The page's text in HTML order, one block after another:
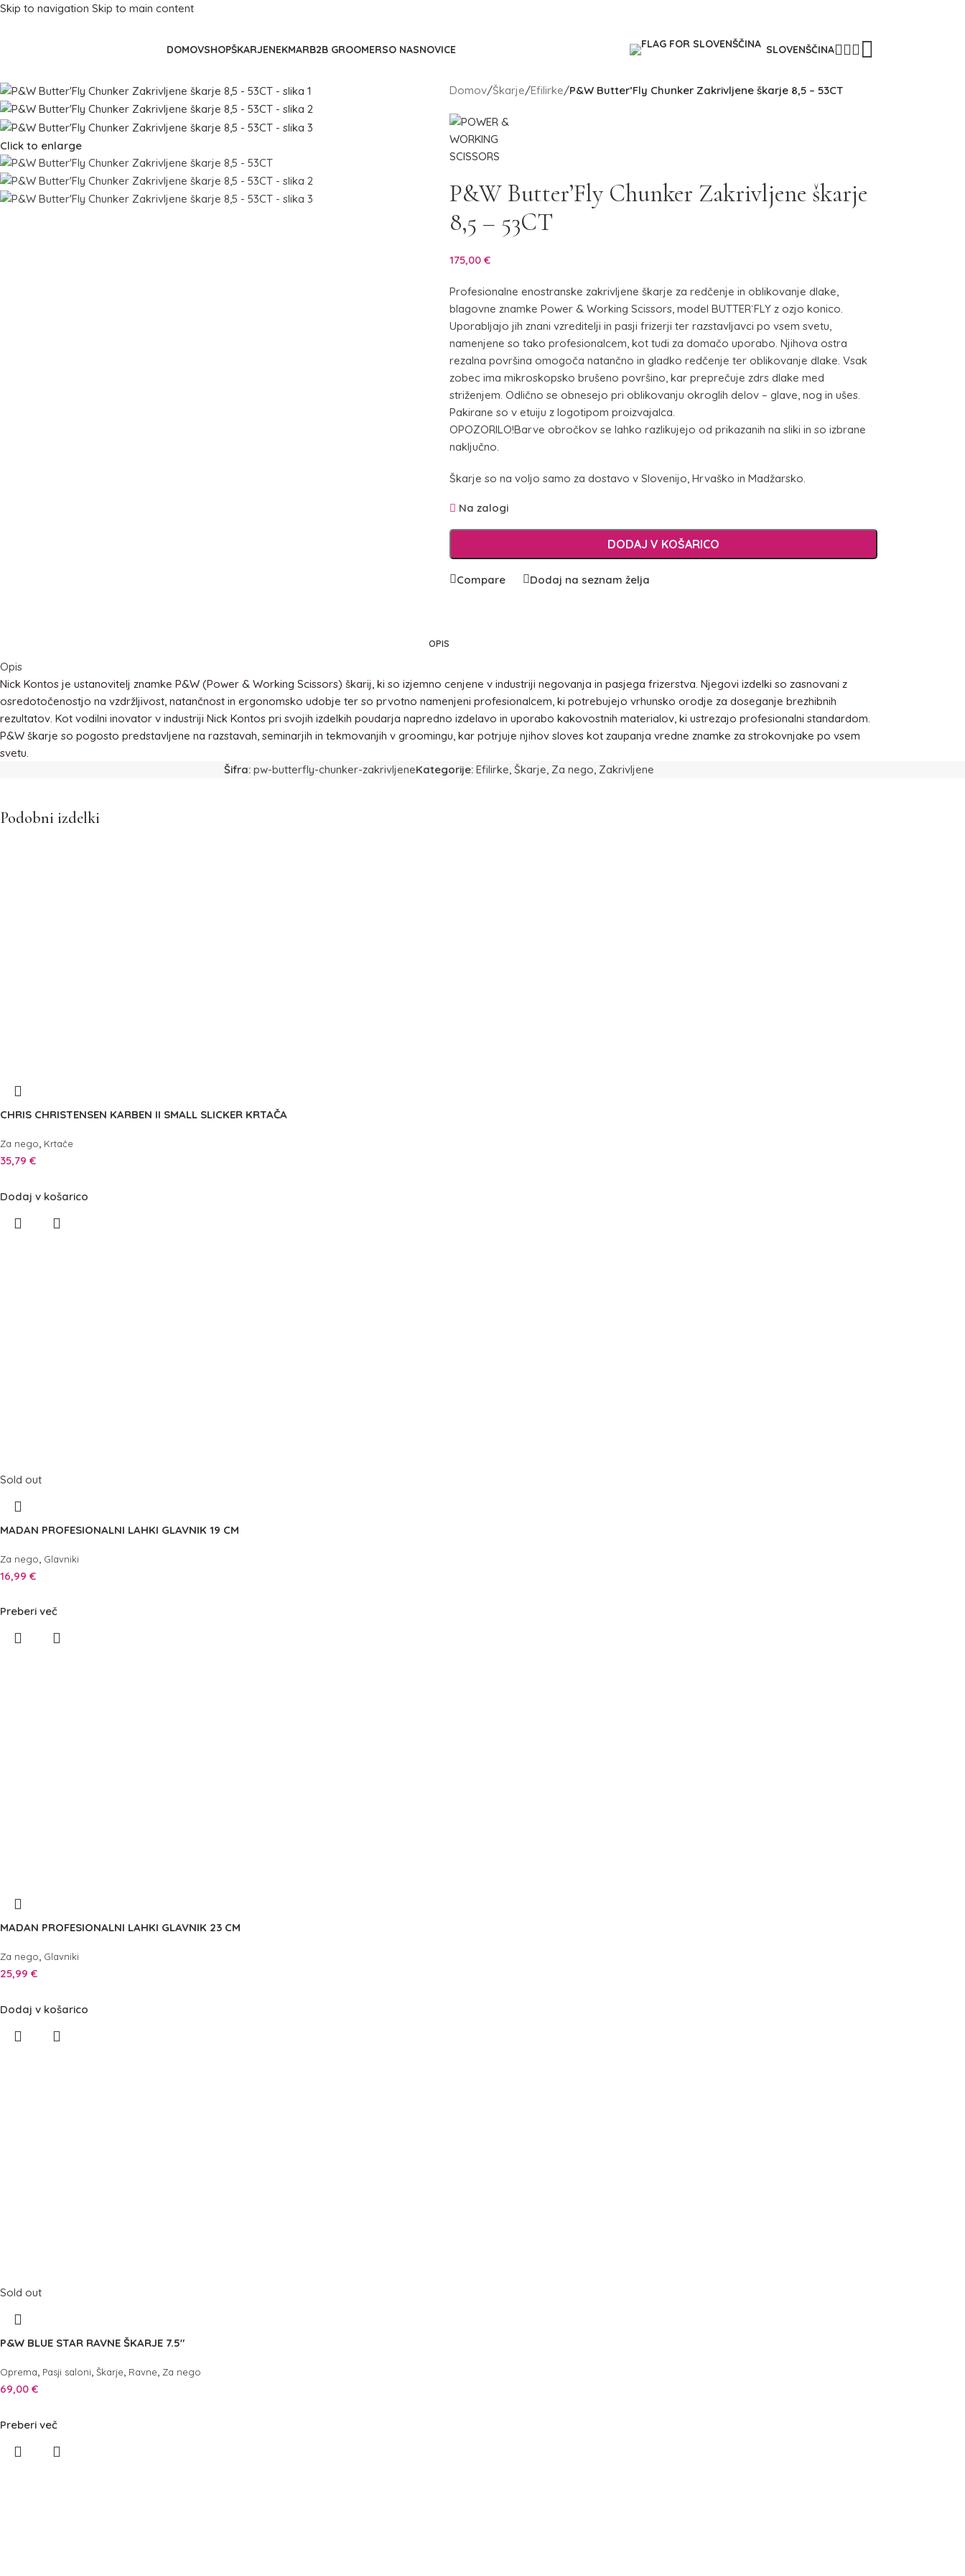
Skip to navigation Skip to main content
DOMOVSHOPŠKARJENEKMARB2B GROOMERSO NASNOVICE SLOVENŠČINA
Click to enlarge
Domov/Škarje/Efilirke/P&W Butter’Fly Chunker Zakrivljene škarje 8,5 – 53CT
P&W Butter’Fly Chunker Zakrivljene škarje
8,5 – 53CT
175,00 €
Profesionalne enostranske zakrivljene škarje za redčenje in oblikovanje dlake,
blagovne znamke Power & Working Scissors, model BUTTER`FLY z ozjo konico.
Uporabljajo jih znani vzreditelji in pasji frizerji ter razstavljavci po vsem svetu,
namenjene so tako profesionalcem, kot tudi za domačo uporabo. Njihova ostra
rezalna površina omogoča natančno in gladko redčenje ter oblikovanje dlake. Vsak
zobec ima mikroskopsko brušeno površino, kar preprečuje zdrs dlake med
striženjem. Odlično se obnesejo pri oblikovanju okroglih delov – glave, nog in ušes.
Pakirane so v etuiju z logotipom proizvajalca.
OPOZORILO!Barve obročkov se lahko razlikujejo od prikazanih na sliki in so izbrane
naključno.
Škarje so na voljo samo za dostavo v Slovenijo, Hrvaško in Madžarsko.
Na zalogi
DODAJ V KOŠARICO
Compare Dodaj na seznam želja
OPIS
Opis
Nick Kontos je ustanovitelj znamke P&W (Power & Working Scissors) škarij, ki so izjemno cenjene v industriji negovanja in pasjega frizerstva. Njegovi izdelki so zasnovani z
osredotočenostjo na vzdržljivost, natančnost in ergonomsko udobje ter so prvotno namenjeni profesionalcem, ki potrebujejo vrhunsko orodje za doseganje brezhibnih
rezultatov. Kot vodilni inovator v industriji Nick Kontos pri svojih izdelkih poudarja napredno izdelavo in uporabo kakovostnih materialov, ki ustrezajo profesionalni standardom.
P&W škarje so pogosto predstavljene na razstavah, seminarjih in tekmovanjih v groomingu, kar potrjuje njihov sloves kot zaupanja vredne znamke za strokovnjake po vsem
svetu.
Šifra: pw-butterfly-chunker-zakrivljeneKategorije: Efilirke, Škarje, Za nego, Zakrivljene
Podobni izdelki
CHRIS CHRISTENSEN KARBEN II SMALL SLICKER KRTAČA
Za nego, Krtače
35,79 €
Dodaj v košarico
Sold out
MADAN PROFESIONALNI LAHKI GLAVNIK 19 CM
Za nego Glavniki
16,99 €
Preberi več
MADAN PROFESIONALNI LAHKI GLAVNIK 23 CM
Za nego, Glavniki
25,99 €
Dodaj v košarico
Sold out
P&W BLUE STAR RAVNE ŠKARJE 7.5″
Oprema, Pasji saloni, Škarje, Ravne, Za nego
69,00 €
Preberi več